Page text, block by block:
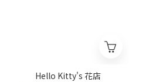
Hello Kitty's 花店